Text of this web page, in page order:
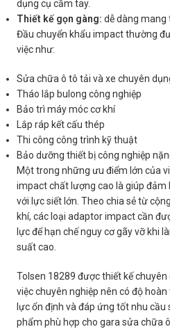
dụng cụ cầm tay.
Thiết kế gọn gàng: dễ dàng mang
Đầu chuyển khẩu impact thường
việc như:
Sửa chữa ô tô tải và xe chuyên
Tháo lắp bulong công nghiệp
Bảo trì máy móc cơ khí
Lắp ráp kết cấu thép
Thi công công trình kỹ thuật
Bảo dưỡng thiết bị công nghiệp
Một trong những ưu điểm lớn của
impact chất lượng cao là giúp
với lực siết lớn. Theo chia sẻ từ
khí, các loại adaptor impact cần
lực để hạn chế nguy cơ gãy vỡ khi
suất cao.
Tolsen 18289 được thiết kế
việc chuyên nghiệp nên có độ
lực ổn định và đáp ứng tốt nhu
phẩm phù hợp cho gara sửa chữa